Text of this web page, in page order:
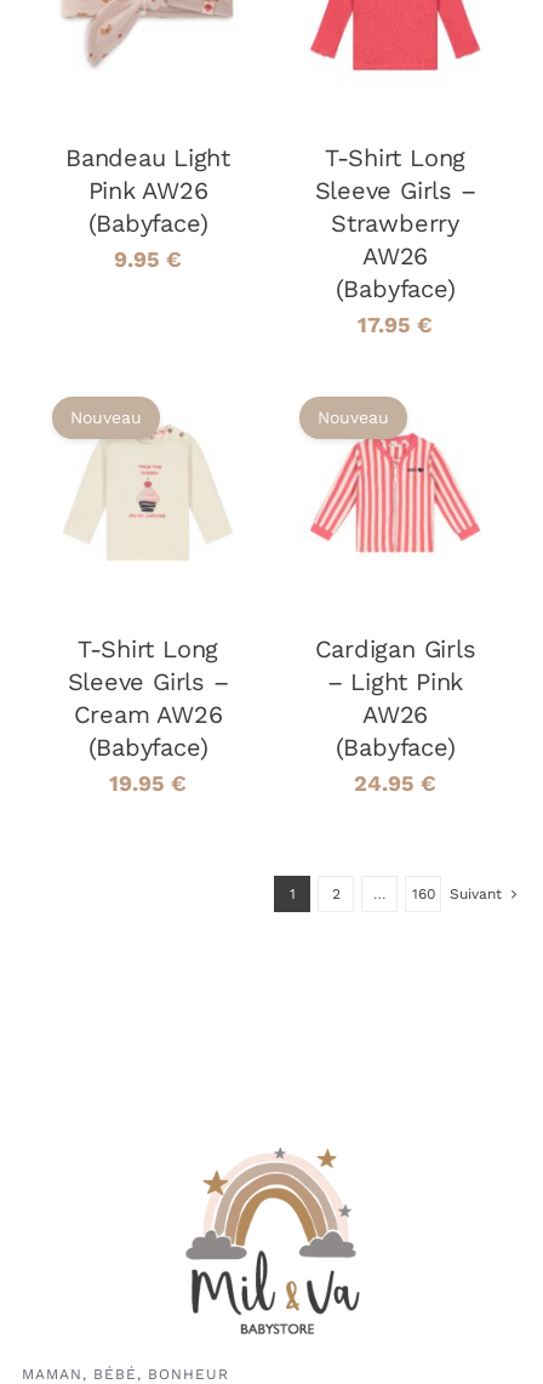
PANIER
/
DÉTAILS
Bandeau Light
Pink AW26
(Babyface)
9.95 €
OPTIONS
PRODUIT
PLUSIEURS
OPTIONS
PEUVENT
ÊTRE
CHOISIES
SUR
LA
PAGE
DU
/
T-Shirt Long
Sleeve Girls –
Strawberry
AW26
(Babyface)
17.95 €
CHOIX DES
OPTIONS
PRODUIT
OPTIONS
PEUVENT
ÊTRE
CHOISIES
SUR
LA
PAGE
DÉTAILS
Nouveau
T-Shirt Long
Sleeve Girls –
Cream AW26
(Babyface)
19.95 €
CHOIX DES
OPTIONS
CE
PRODUIT
A
OPTIONS
PEUVENT
ÊTRE
CHOISIES
SUR
LA
PAGE
/
DÉTAILS
Nouveau
Cardigan Girls
– Light Pink
AW26
(Babyface)
24.95 €
1 2 … 160 Suivant
MAMAN, BÉBÉ, BONHEUR